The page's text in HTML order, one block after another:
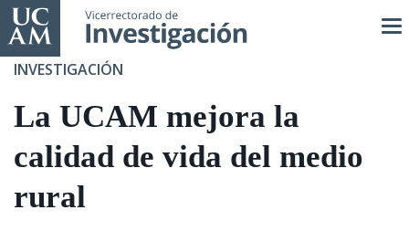
Pasar
al
contenido
INVESTIGACIÓN
La UCAM mejora la
calidad de vida del medio
rural